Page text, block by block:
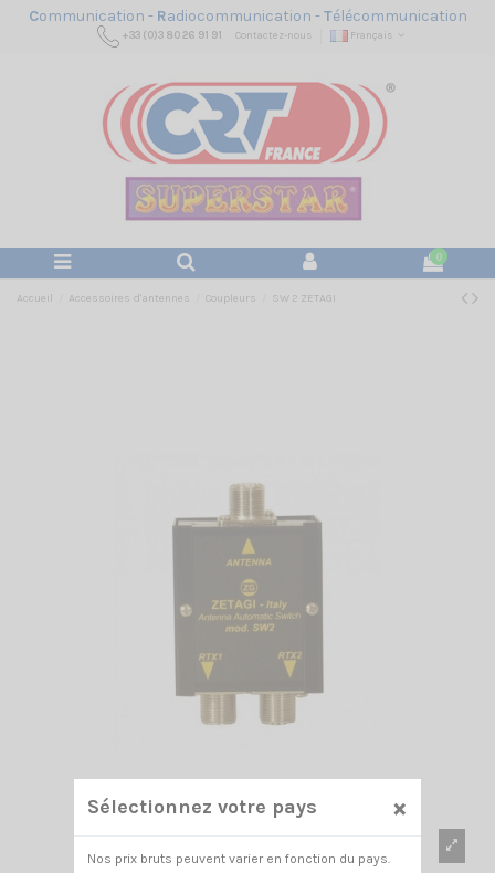
Communication - Radiocommunication -Télécommunication
+33 (0)3 80 26 91 91 Contactez-nous Français
0
Accueil Accessoires d'antennes Coupleurs SW 2 ZETAGI
Sélectionnez votre pays ×
Nos prix bruts peuvent varier en fonction du pays.